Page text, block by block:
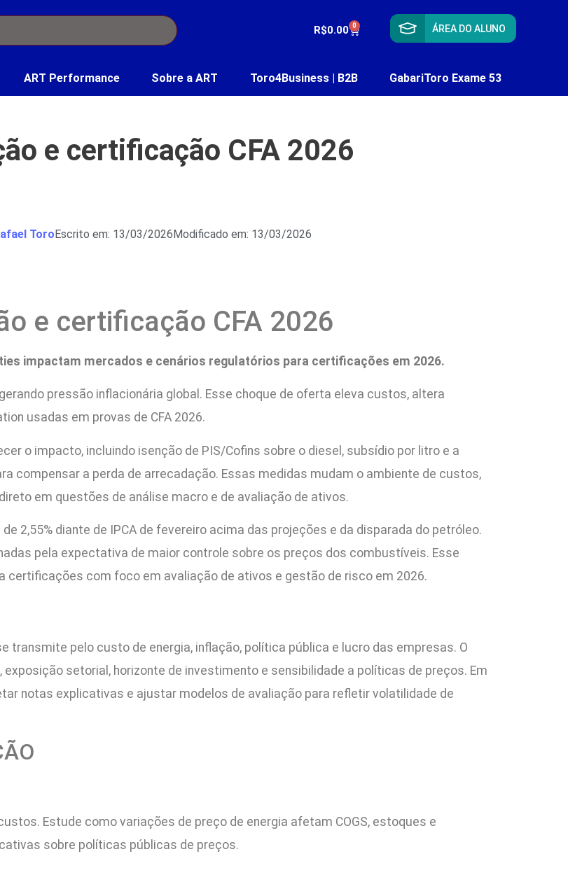
R$0.00 0 ÁREA DO ALUNO
ART Performance Sobre a ART Toro4Business | B2B GabariToro Exame 53
e certificação CFA 2026
ToroEscrito em: 13/03/2026Modificado em: 13/03/2026
e certificação CFA 2026
impactam mercados e cenários regulatórios para certificações em 2026.
pressão inflacionária global. Esse choque de oferta eleva custos, altera
usadas em provas de CFA 2026.
o impacto, incluindo isenção de PIS/Cofins sobre o diesel, subsídio por litro e a
compensar a perda de arrecadação. Essas medidas mudam o ambiente de custos,
em questões de análise macro e de avaliação de ativos.
2,55% diante de IPCA de fevereiro acima das projeções e da disparada do petróleo.
pela expectativa de maior controle sobre os preços dos combustíveis. Esse
certificações com foco em avaliação de ativos e gestão de risco em 2026.
pelo custo de energia, inflação, política pública e lucro das empresas. O
setorial, horizonte de investimento e sensibilidade a políticas de preços. Em
notas explicativas e ajustar modelos de avaliação para refletir volatilidade de
Estude como variações de preço de energia afetam COGS, estoques e
sobre políticas públicas de preços.